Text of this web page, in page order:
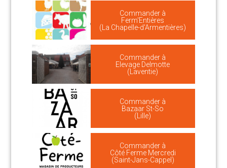
Commander à
Ferm'Entières
(La Chapelle-d'Armentières)
Commander à
Elevage Delmotte
(Laventie)
Commander à
Bazaar St-So
(Lille)
Commander à
Côté Ferme Mercredi
(Saint-Jans-Cappel)